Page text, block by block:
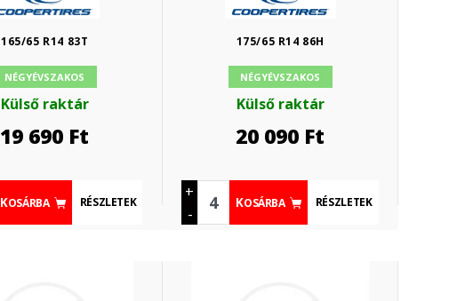
165/65 R14 83T
NÉGYÉVSZAKOS
Külső raktár
19 690 Ft
KOSÁRBA RÉSZLETEK
175/65 R14 86H
NÉGYÉVSZAKOS
Külső raktár
20 090 Ft
+
-
KOSÁRBA RÉSZLETEK